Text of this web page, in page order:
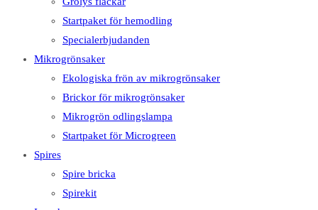
Startpaket för hemodling
Specialerbjudanden
Mikrogrönsaker
Ekologiska frön av mikrogrönsaker
Brickor för mikrogrönsaker
Mikrogrön odlingslampa
Startpaket för Microgreen
Spires
Spire bricka
Spirekit